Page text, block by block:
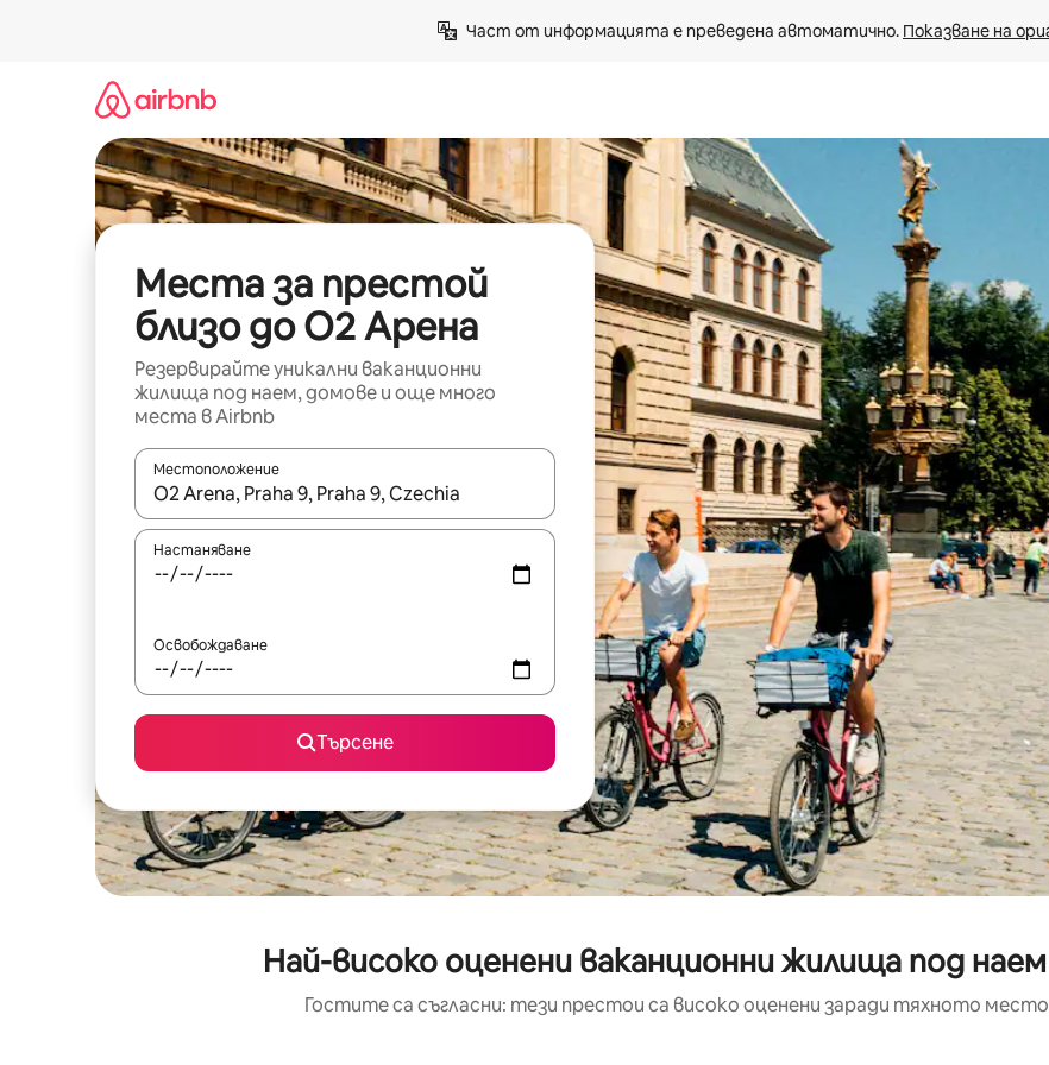
Част от информацията е преведена автоматично. Показване на
Места за престой
близо до O2 Арена
Резервирайте уникални ваканционни
жилища под наем, домове и още много
места в Airbnb
Местоположение
Когато резултатите се покажат, използвайте клавишите със стрелки нагоре и надолу или навигирайте с
Настаняване
Освобождаване
Търсене
Най-високо оценени ваканционни жилища под
Гостите са съгласни: тези престои са високо оценени заради тяхното